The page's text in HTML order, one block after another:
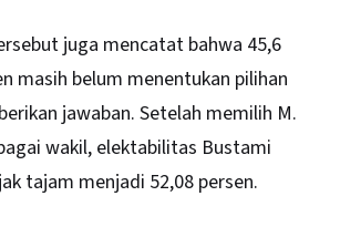
juga mencatat bahwa 45,6
masih belum menentukan pilihan
jawaban. Setelah memilih M.
wakil, elektabilitas Bustami
tajam menjadi 52,08 persen.